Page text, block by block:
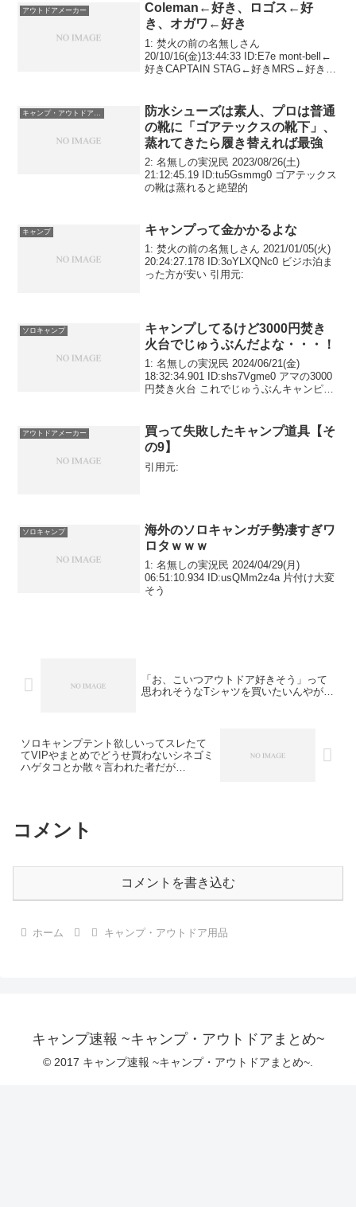
アウトドアメーカー
Coleman←好き、ロゴス←好
き、オガワ←好き
1: 焚火の前の名無しさん
20/10/16(金)13:44:33 ID:E7e mont-bell←
好きCAPTAIN STAG←好きMRS←好き
防水シューズは素人、プロは普通
の靴に「ゴアテックスの靴下」、
蒸れてきたら履き替えれば最強
2: 名無しの実況民 2023/08/26(土)
21:12:45.19 ID:tu5Gsmmg0 ゴアテックス
の靴は蒸れると絶望的
キャンプ キャンプって金かかるよな
1: 焚火の前の名無しさん 2021/01/05(火)
20:24:27.178 ID:3oYLXQNc0 ビジホ泊ま
った方が安い 引用元:
ソロキャンプ
キャンプしてるけど3000円焚き
火台でじゅうぶんだよな・・・！
1: 名無しの実況民 2024/06/21(金)
18:32:34.901 ID:shs7Vgme0 アマの3000
円焚き火台 これでじゅうぶんキャンピン
アウトドアメーカー
買って失敗したキャンプ道具【そ
の9】
引用元:
ソロキャンプ
海外のソロキャンガチ勢凄すぎワ
ロタｗｗｗ
1: 名無しの実況民 2024/04/29(月)
06:51:10.934 ID:usQMm2z4a 片付け大変
そう
「お、こいつアウトドア好きそう」って
思われそうなTシャツを買いたいんやが…
ソロキャンプテント欲しいってスレたて
てVIPやまとめでどうせ買わないシネゴミ
ハゲタコとか散々言われた者だが…
コメント
コメントを書き込む
ホーム キャンプ・アウトドア用品
キャンプ速報 ~キャンプ・アウトドアまとめ~
© 2017 キャンプ速報 ~キャンプ・アウトドアまとめ~.